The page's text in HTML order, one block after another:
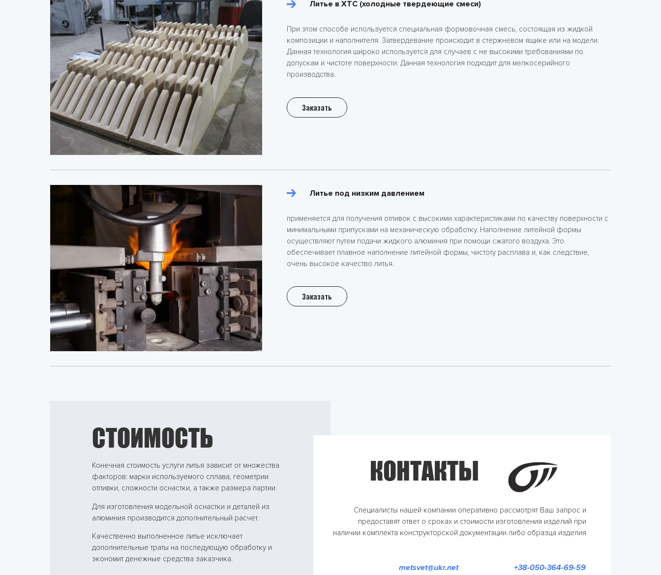
Литье в ХТС (холодные твердеющие смеси)
При этом способе используется специальная формовочная смесь, состоящая из жидкой
композиции и наполнителя. Затвердевание происходит в стержневом ящике или на модели.
Данная технология широко используется для случаев с не высокими требованиями по
допускам и чистоте поверхности. Данная технология подходит для мелкосерийного
производства.
Заказать
Литье под низким давлением
применяется для получения отливок с высокими характеристиками по качеству поверхности с
минимальными припусками на механическую обработку. Наполнение литейной формы
осуществляют путем подачи жидкого алюминия при помощи сжатого воздуха. Это
обеспечивает плавное наполнение литейной формы, чистоту расплава и, как следствие,
очень высокое качество литья.
Заказать
СТОИМОСТЬ
Конечная стоимость услуги литья зависит от множества
факторов: марки используемого сплава, геометрии
отливки, сложности оснастки, а также размера партии.
Для изготовления модельной оснастки и деталей из
алюминия производится дополнительный расчет.
Качественно выполненное литье исключает
дополнительные траты на последующую обработку и
экономит денежные средства заказчика.
КОНТАКТЫ
Специалисты нашей компании оперативно рассмотрят Ваш запрос и
предоставят ответ о сроках и стоимости изготовления изделий при
наличии комплекта конструкторской документации либо образца изделия
metsvet@ukr.net
+38-050-364-69-59